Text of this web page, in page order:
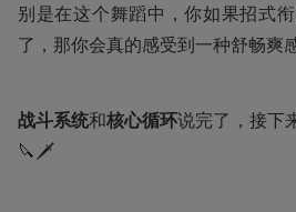
别是在这个舞蹈中，你如果招式
了，那你会真的感受到一种舒畅爽
战斗系统和核心循环说完了，接下
🔪🗡️